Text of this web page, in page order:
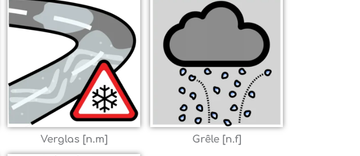
Verglas [n.m] Grêle [n.f]